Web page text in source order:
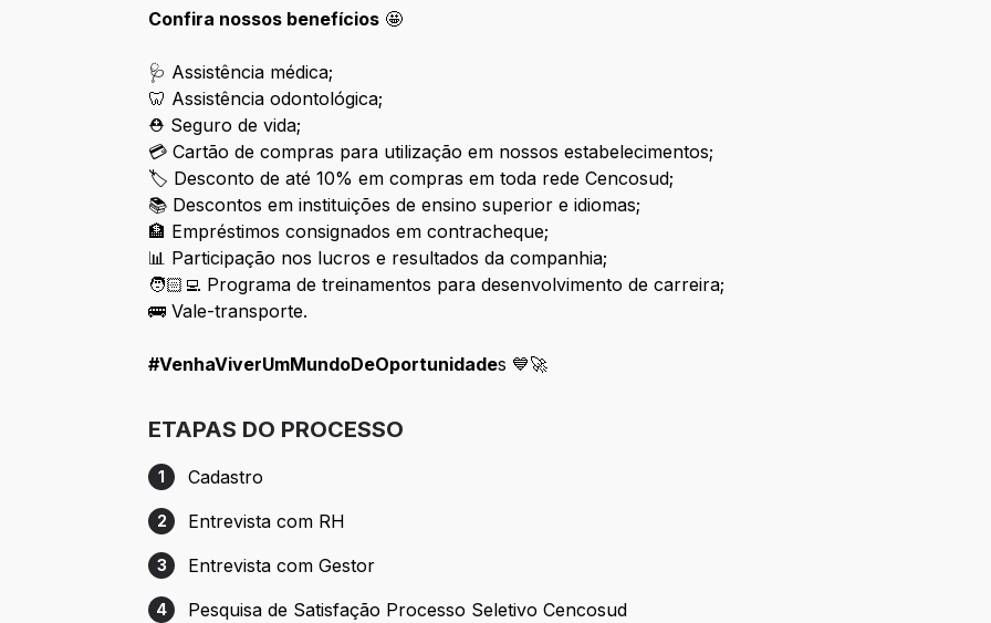
Confira nossos benefícios 🤩
🩺 Assistência médica;
🦷 Assistência odontológica;
⛑ Seguro de vida;
💳 Cartão de compras para utilização em nossos estabelecimentos;
🏷 Desconto de até 10% em compras em toda rede Cencosud;
📚 Descontos em instituições de ensino superior e idiomas;
🏦 Empréstimos consignados em contracheque;
📊 Participação nos lucros e resultados da companhia;
🧑🏻‍💻 Programa de treinamentos para desenvolvimento de
🚌 Vale-transporte.
#VenhaViverUmMundoDeOportunidades 💙🚀
ETAPAS DO PROCESSO
Etapa 1: Cadastro
1 Cadastro
Etapa 2: Entrevista com RH
2 Entrevista com RH
Etapa 3: Entrevista com Gestor
3 Entrevista com Gestor
4 Pesquisa de Satisfação Processo Seletivo Cencosud